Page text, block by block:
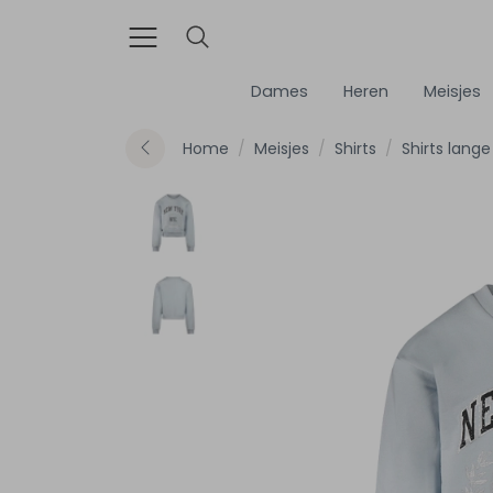
Dames Heren Meisjes
Home Meisjes Shirts Shirts